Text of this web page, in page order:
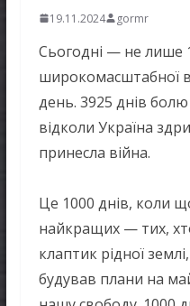
19.11.2024 gormr
Сьогодні — не лише
широкомасштабної
день. 3925 днів
відколи Україна
принесла війна.
Це 1000 днів, коли
найкращих — тих,
клаптик рідної
будував плани на